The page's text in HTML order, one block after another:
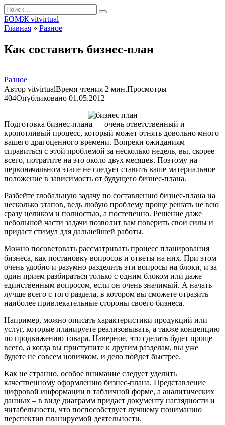
Перейти
к
контенту
Search
for:
БОМЖ vitvirtual
Главная » Разное
Как составить бизнес-план
Разное
Автор vitvirtualВремя чтения 2 мин.Просмотры
404Опубликовано 01.05.2012
Подготовка бизнес-плана — очень ответственный и
кропотливый процесс, который может отнять довольно много
вашего драгоценного времени. Вопреки ожиданиям
справиться с этой проблемой за несколько недель, вы, скорее
всего, потратите на это около двух месяцев. Поэтому на
первоначальном этапе не следует ставить ваше материальное
положение в зависимость от будущего бизнес-плана.
Разбейте глобальную задачу по составлению бизнес-плана на
несколько этапов, ведь любую проблему проще решать не всю
сразу целиком и полностью, а постепенно. Решение даже
небольшой части задачи позволит вам поверить свои силы и
придаст стимул для дальнейшей работы.
Можно посоветовать рассматривать процесс планирования
бизнеса, как постановку вопросов и ответы на них. При этом
очень удобно и разумно разделить эти вопросы на блоки, и за
один прием разбираться только с одним блоком или даже
единственным вопросом, если он очень значимый. А начать
лучше всего с того раздела, в котором вы сможете отразить
наиболее привлекательные стороны своего бизнеса.
Например, можно описать характеристики продукций или
услуг, которые планируете реализовывать, а также концепцию
по продвижению товара. Наверное, это сделать будет проще
всего, а когда вы приступите к другим разделам, вы уже
будете не совсем новичком, и дело пойдет быстрее.
Как не странно, особое внимание следует уделить
качественному оформлению бизнес-плана. Представление
цифровой информации в табличной форме, а аналитических
данных – в виде диаграмм придаст документу наглядности и
читабельности, что поспособствует лучшему пониманию
перспектив планируемой деятельности.